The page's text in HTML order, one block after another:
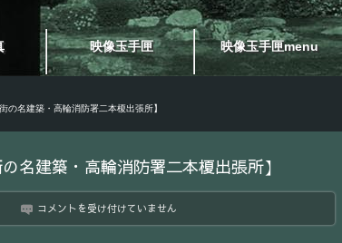
映像玉手匣 映像玉手匣menu
の名建築・高輪消防署二本榎出張所】
名建築・高輪消防署二本榎出張所】
新
美
コメントを受け付けていません